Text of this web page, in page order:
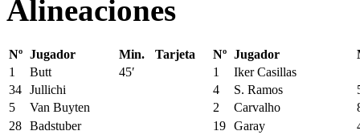
Alineaciones
Nº Jugador Min. Tarjeta Nº Jugador
1
Butt 45′ 1
Iker Casillas
34 Jullichi 4 S. Ramos
5
Van Buyten 2 Carvalho
28 Badstuber 19 Garay